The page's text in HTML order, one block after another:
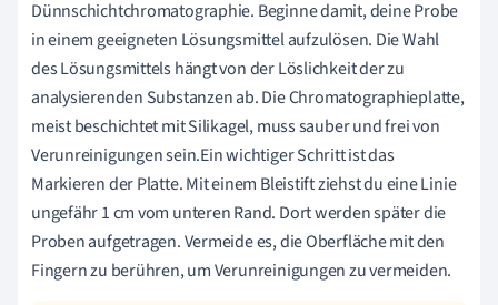
Dünnschichtchromatographie. Beginne damit, deine Probe
in einem geeigneten Lösungsmittel aufzulösen. Die Wahl
des Lösungsmittels hängt von der Löslichkeit der zu
analysierenden Substanzen ab. Die Chromatographieplatte,
meist beschichtet mit Silikagel, muss sauber und frei von
Verunreinigungen sein.Ein wichtiger Schritt ist das
Markieren der Platte. Mit einem Bleistift ziehst du eine Linie
ungefähr 1 cm vom unteren Rand. Dort werden später die
Proben aufgetragen. Vermeide es, die Oberfläche mit den
Fingern zu berühren, um Verunreinigungen zu vermeiden.